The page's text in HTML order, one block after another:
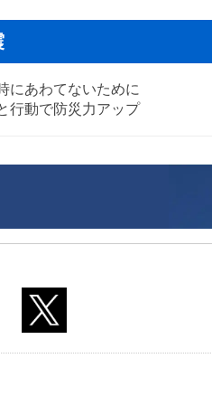
にあわてないために
行動で防災力アップ